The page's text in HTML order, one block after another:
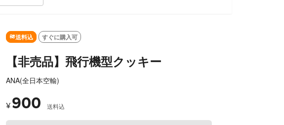
送料込 すぐに購入可
【非売品】飛行機型クッキー
ANA(全日本空輸)
¥ 900 送料込